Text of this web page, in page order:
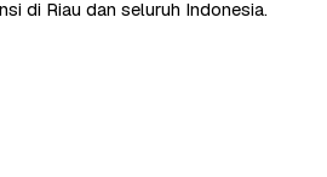
di Riau dan seluruh Indonesia.